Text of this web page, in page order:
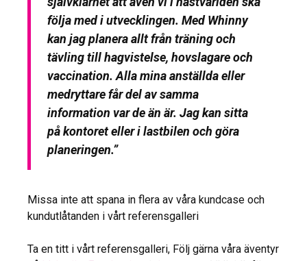
följa med i utvecklingen. Med Whinny
kan jag planera allt från träning och
tävling till hagvistelse, hovslagare och
vaccination. Alla mina anställda eller
medryttare får del av samma
information var de än är. Jag kan sitta
på kontoret eller i lastbilen och göra
planeringen.”
Missa inte att spana in flera av våra kundcase och
kundutlåtanden i vårt referensgalleri
Ta en titt i vårt referensgalleri, Följ gärna våra äventyr